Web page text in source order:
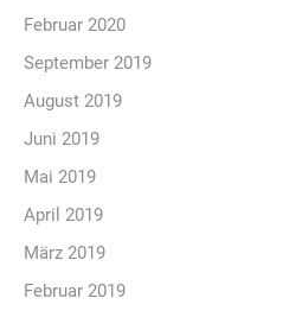
Februar 2020
September 2019
August 2019
Juni 2019
Mai 2019
April 2019
März 2019
Februar 2019